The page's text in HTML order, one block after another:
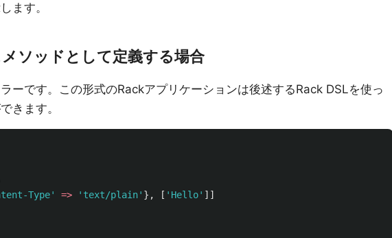
ます。
ソッドとして定義する場合
ーです。この形式のRackアプリケーションは後述するRack DSLを使っ
きます。
Type' => 'text/plain' }, [ 'Hello' ]]